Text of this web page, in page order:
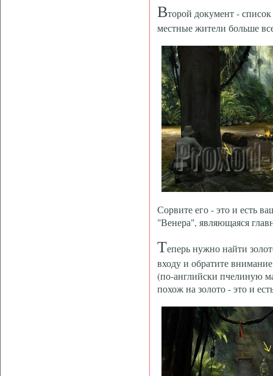
Второй документ -
местные жители больше
Сорвите его - это и есть
"Венера", являющаяся
Теперь нужно найти
входу и обратите
(по-английски пчелиную
похож на золото - это и